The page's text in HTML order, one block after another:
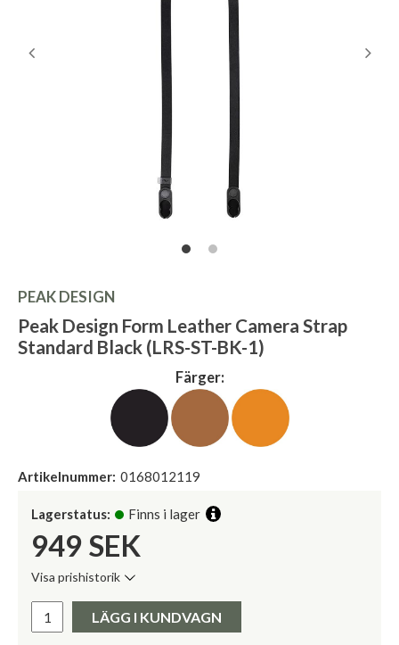
PEAK DESIGN
Peak Design Form Leather Camera Strap
Standard Black (LRS-ST-BK-1)
Färger:
Artikelnummer: 0168012119
Lagerstatus: Finns i lager
949 SEK
Visa prishistorik
Pris:
LÄGG I KUNDVAGN